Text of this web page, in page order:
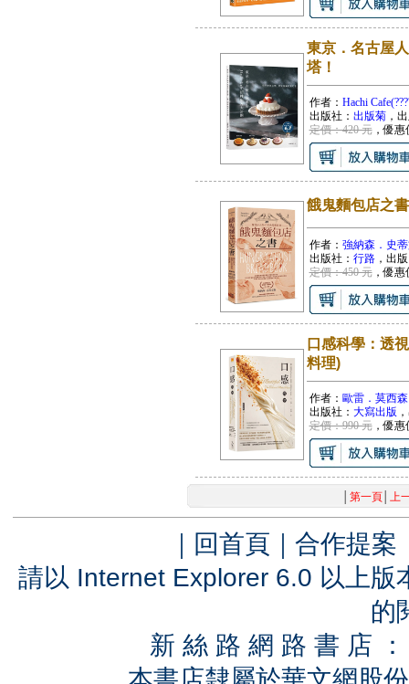
東京．名古屋
塔！
作者： Hachi
出版社： 出版菊，
定價：420 元，優惠
餓鬼麵包店之
作者： 強納森．史
出版社： 行路，出
定價：450 元，優惠
口感科學：透
料理)
作者： 歐雷．莫西
出版社： 大寫出版
定價：990 元，優惠
第一頁│ 上
｜ 回首頁 ｜ 合作提案
請以 Internet Explorer 6.0 以上
的
新 絲 路 網 路 書 店